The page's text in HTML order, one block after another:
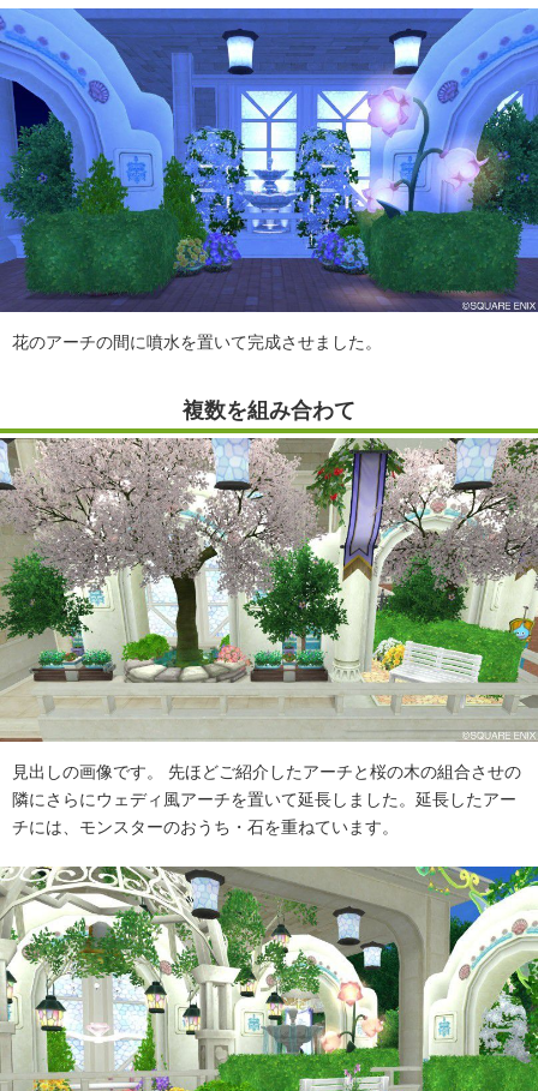
花のアーチの間に噴水を置いて完成させました。
複数を組み合わて
見出しの画像です。 先ほどご紹介したアーチと桜の木の組合させの
隣にさらにウェディ風アーチを置いて延長しました。延長したアー
チには、モンスターのおうち・石を重ねています。